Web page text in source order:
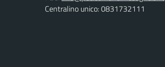
Centralino unico: 0831732111